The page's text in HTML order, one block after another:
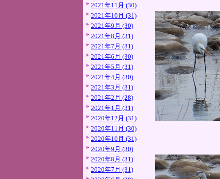
2021年11月 (30)
2021年10月 (31)
2021年9月 (30)
2021年8月 (31)
2021年7月 (31)
2021年6月 (30)
2021年5月 (31)
2021年4月 (30)
2021年3月 (31)
2021年2月 (28)
2021年1月 (31)
2020年12月 (31)
2020年11月 (30)
2020年10月 (31)
2020年9月 (30)
2020年8月 (31)
2020年7月 (31)